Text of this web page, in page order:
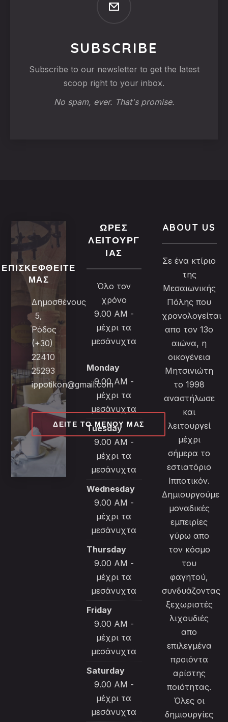
SUBSCRIBE
Subscribe to our newsletter to get the latest
scoop right to your inbox.
No spam, ever. That's promise.
ΕΠΙΣΚΕΦΘΕΊΤΕ
ΜΑΣ
Δημοσθένους
5,
Ρόδος
(+30)
22410
25293
ippotikon@gmail.com
ΔΕΊΤΕ ΤΟ ΜΕΝΟΎ ΜΑΣ
ΏΡΕΣ
ΛΕΙΤΟΥΡΓ
ΊΑΣ
Όλο τον
χρόνο
9.00 AM -
μέχρι τα
μεσάνυχτα
Monday
9.00 AM -
μέχρι τα
μεσάνυχτα
Tuesday
9.00 AM -
μέχρι τα
μεσάνυχτα
Wednesday
9.00 AM -
μέχρι τα
μεσάνυχτα
Thursday
9.00 AM -
μέχρι τα
μεσάνυχτα
Friday
9.00 AM -
μέχρι τα
μεσάνυχτα
Saturday
9.00 AM -
μέχρι τα
μεσάνυχτα
ABOUT US
Σε ένα κτίριο
της
Μεσαιωνικής
Πόλης που
χρονολογείται
απο τον 13ο
αιώνα, η
οικογένεια
Μητσινιώτη
το 1998
αναστήλωσε
και
λειτουργεί
μέχρι
σήμερα το
εστιατόριο
Ιπποτικόν.
Δημιουργούμε
μοναδικές
εμπειρίες
γύρω απο
τον κόσμο
του
φαγητού,
συνδυάζοντας
ξεχωριστές
λιχουδιές
απο
επιλεγμένα
προιόντα
αρίστης
ποιότητας.
Όλες οι
δημιουργίες